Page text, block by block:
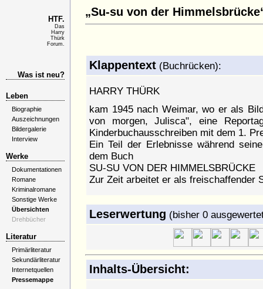
HTF.
Das
Harry
Thürk
Forum.
Was ist neu?
Leben
Biographie
Auszeichnungen
Bildergalerie
Interview
Werke
Dokumentationen
Romane
Kriminalromane
Sonstige Werke
Übersichten
Drehbücher
Literatur
Primärliteratur
Sekundärliteratur
Internetquellen
Pressemappe
„Su-su von der
Klappentext (Buchrücken):
HARRY THÜRK
kam 1945 nach Weimar, wo er als
von morgen, Julisca", eine
Kinderbuchausschreiben mit dem 1.
Ein Teil der Erlebnisse während
dem Buch
SU-SU VON DER HIMMELSBRÜCKE
Zur Zeit arbeitet er als freischaffender
Leserwertung (bisher 0
Inhalts-Übersicht: